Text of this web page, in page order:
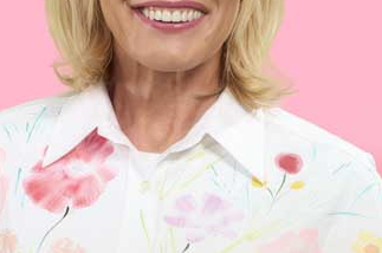
Eén minuut iemand anders zijn
Toon me hoe het voelt
Eén keer één moment in die zee van tijd
De tijd die je dromen doet
Eén minuut iemand anders zijn